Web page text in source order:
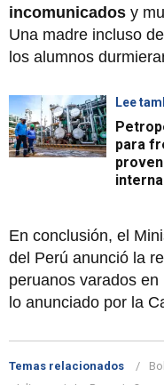
incomunicados y
Una madre incluso
los alumnos
Lee
para
En conclusión, el
del Perú anunció la
peruanos varados
lo anunciado por la
Temas relacionados